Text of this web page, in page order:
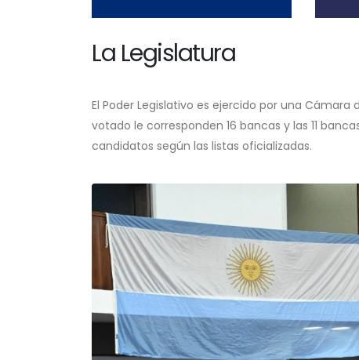
La Legislatura
El Poder Legislativo es ejercido por una
votado le corresponden 16 bancas y las 11
candidatos según las listas oficializadas.